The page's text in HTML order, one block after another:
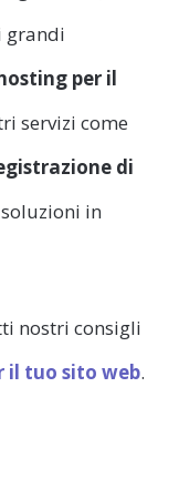
grandi
per il
servizi come
di
in
nostri consigli
il tuo sito web.